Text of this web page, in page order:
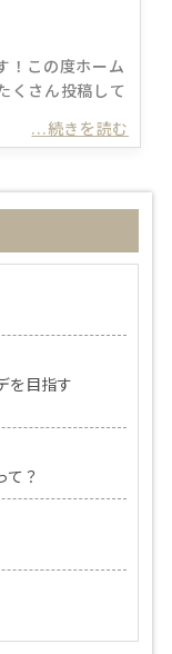
！この度ホーム
くさん投稿して
...続きを読む
を目指す
て？